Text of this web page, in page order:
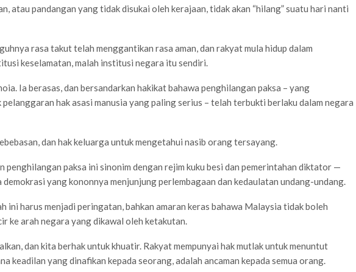
atau pandangan yang tidak disukai oleh kerajaan, tidak akan “hilang” suatu hari nanti
rasa takut telah menggantikan rasa aman, dan rakyat mula hidup dalam
keselamatan, malah institusi negara itu sendiri.
Ia berasas, dan bersandarkan hakikat bahawa penghilangan paksa – yang
hak asasi manusia yang paling serius – telah terbukti berlaku dalam negara
dan hak keluarga untuk mengetahui nasib orang tersayang.
penghilangan paksa ini sinonim dengan rejim kuku besi dan pemerintahan diktator —
demokrasi yang kononnya menjunjung perlembagaan dan kedaulatan undang-undang.
ini harus menjadi peringatan, bahkan amaran keras bahawa Malaysia tidak boleh
ke arah negara yang dikawal oleh ketakutan.
dan kita berhak untuk khuatir. Rakyat mempunyai hak mutlak untuk menuntut
keadilan yang dinafikan kepada seorang, adalah ancaman kepada semua orang.